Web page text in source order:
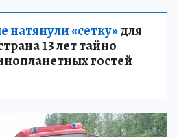
«сетку»для
13 лет тайно
гостей